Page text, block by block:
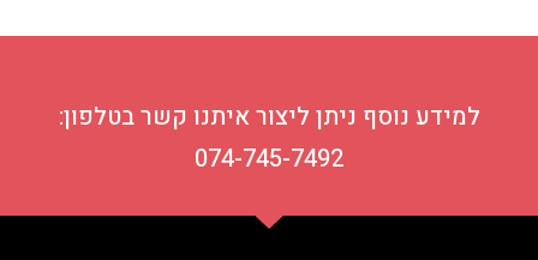
למידע נוסף ניתן ליצור איתנו קשר בטלפון:
074-745-7492